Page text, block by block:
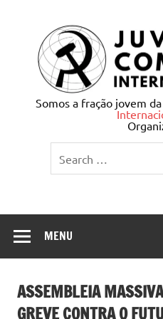
Somos a fração jovem da
MENU
ASSEMBLEIA
GREVE CONTRA O